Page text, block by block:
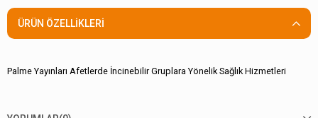
ÜRÜN ÖZELLIKLERI
Palme Yayınları Afetlerde İncinebilir Gruplara Yönelik Sağlık Hizmetleri